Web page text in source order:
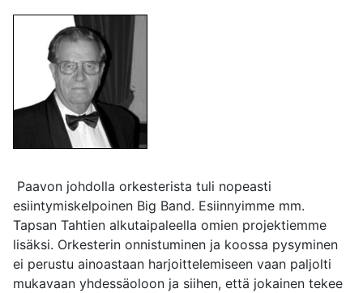
Paavon johdolla orkesterista tuli nopeasti
esiintymiskelpoinen Big Band. Esiinnyimme mm.
Tapsan Tahtien alkutaipaleella omien projektiemme
lisäksi. Orkesterin onnistuminen ja koossa pysyminen
ei perustu ainoastaan harjoittelemiseen vaan paljolti
mukavaan yhdessäoloon ja siihen, että jokainen tekee